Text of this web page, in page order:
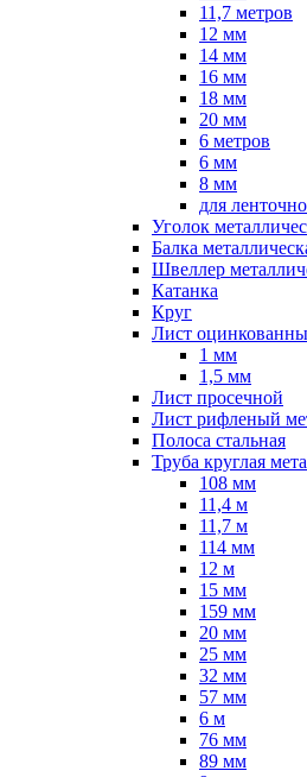
11,7 метров
12 мм
14 мм
16 мм
18 мм
20 мм
6 метров
6 мм
8 мм
для
Уголок
Балка
Швеллер
Катанка
Круг
Лист
1 мм
1,5 мм
Лист просечной
Лист рифленый
Полоса стальная
Труба круглая
108 мм
11,4 м
11,7 м
114 мм
12 м
15 мм
159 мм
20 мм
25 мм
32 мм
57 мм
6 м
76 мм
89 мм